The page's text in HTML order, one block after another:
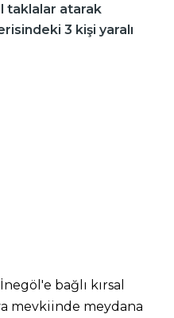
taklalar atarak
3 kişi yaralı
bağlı kırsal
mevkiinde meydana